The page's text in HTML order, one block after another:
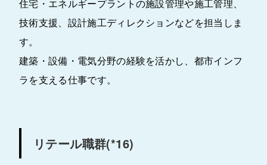
住宅・エネルギープラントの施設管理や施工管理、
技術支援、設計施工ディレクションなどを担当しま
す。
建築・設備・電気分野の経験を活かし、都市インフ
ラを支える仕事です。
リテール職群(*16)